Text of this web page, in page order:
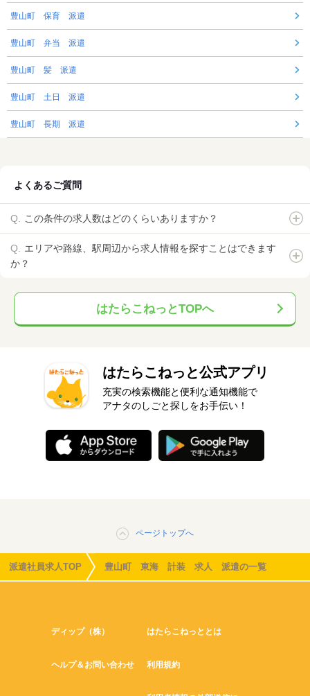
豊山町 保育 派遣
豊山町 弁当 派遣
豊山町 髪 派遣
豊山町 土日 派遣
豊山町 長期 派遣
よくあるご質問
この条件の求人数はどのくらいありますか？
エリアや路線、駅周辺から求人情報を探すことはできます
か？
はたらこねっとTOPへ
はたらこねっと公式アプリ
充実の検索機能と便利な通知機能で
アナタのしごと探しをお手伝い！
ページトップへ
派遣社員求人TOP 豊山町 東海 計装 求人 派遣の一覧
ディップ（株） はたらこねっととは
ヘルプ＆お問い合わせ 利用規約